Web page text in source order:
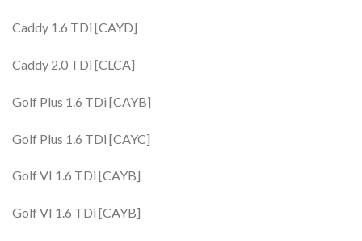
Caddy 1.6 TDi [CAYD]
Caddy 2.0 TDi [CLCA]
Golf Plus 1.6 TDi [CAYB]
Golf Plus 1.6 TDi [CAYC]
Golf VI 1.6 TDi [CAYB]
Golf VI 1.6 TDi [CAYB]